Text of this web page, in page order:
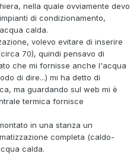
nella quale ovviamente devo
di condizionamento,
calda.
volevo evitare di inserire
70), quindi pensavo di
che mi fornisse anche l'acqua
di dire...) mi ha detto di
ma guardando sul web mi è
termica fornisce
in una stanza un
completa (caldo-
calda.